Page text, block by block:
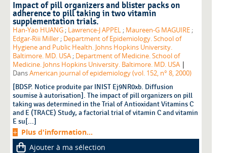
Impact of pill organizers and blister packs on
adherence to pill taking in two vitamin
supplementation trials.
Han-Yao HUANG ; Lawrence-J APPEL ; Maureen-G MAGUIRE ;
Edgar-Riii Miller ; Department of Epidemiology. School of
Hygiene and Public Health. Johns Hopkins University.
Baltimore. MD. USA ; Department of Medicine. School of
Medicine. Johns Hopkins University. Baltimore. MD. USA |
DansAmerican journal of epidemiology (vol. 152, n° 8, 2000)
[BDSP. Notice produite par INIST Ej9NR0xb. Diffusion
soumise à autorisation]. The impact of pill organizers on pill
taking was determined in the Trial of Antioxidant Vitamins C
and E (TRACE) Study, a factorial trial of vitamin C and vitamin
E su[...]
Plus d'information...
Ajouter à ma sélection